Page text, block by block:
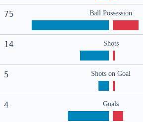
75 Ball Possession
14 Shots
5 Shots on Goal
4 Goals